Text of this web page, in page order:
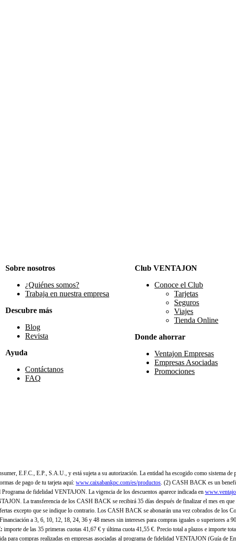
Sobre nosotros
¿Quiénes somos?
Trabaja en nuestra empresa
Descubre más
Blog
Revista
Ayuda
Contáctanos
FAQ
Club VENTAJON
Conoce el Club
Tarjetas
Seguros
Viajes
Tienda Online
Donde ahorrar
Ventajon Empresas
Empresas Asociadas
Promociones
E.F.C., E.P., S.A.U., y está sujeta a su autorización. La entidad ha escogido como sistema
de pago de tu tarjeta aquí: www.caixabankpc.com/es/productos. (2) CASH BACK es un
de fidelidad VENTAJON. La vigencia de los descuentos aparece indicada en
La transferencia de los CASH BACK se recibirá 35 días después de finalizar el mes en que
excepto que se indique lo contrario. Los CASH BACK se abonarán una vez cobrados de los
Financiación a 3, 6, 10, 12, 18, 24, 36 y 48 meses sin intereses para compras iguales o superiores a
importe de las 35 primeras cuotas 41,67 € y última cuota 41,55 €. Precio total a plazos e importe
compras realizadas en empresas asociadas al programa de fidelidad VENTAJON (Guía de